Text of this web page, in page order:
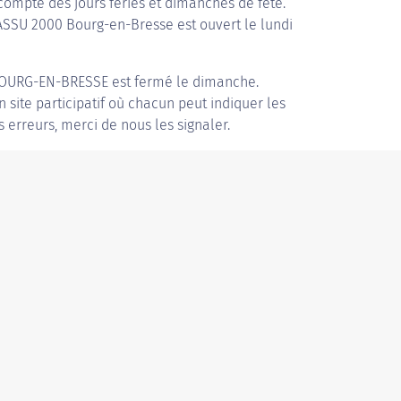
2000 Bourg-en-Bresse est ouvert le lundi
EN-BRESSE est fermé le dimanche.
site participatif où chacun peut indiquer les
erreurs, merci de nous les signaler.